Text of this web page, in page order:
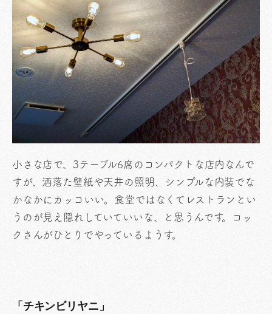
小さな店で、3テーブル6席のコンパクトな店内なんで
すが、洒落た壁紙や天井の照明、シンプルな内装でな
かなかにカッコいい。食堂ではなくてレストランとい
うのが見え隠れしていていいな、と思うんです。コッ
クさんがひとりでやっているようす。
「チキンビリヤニ」